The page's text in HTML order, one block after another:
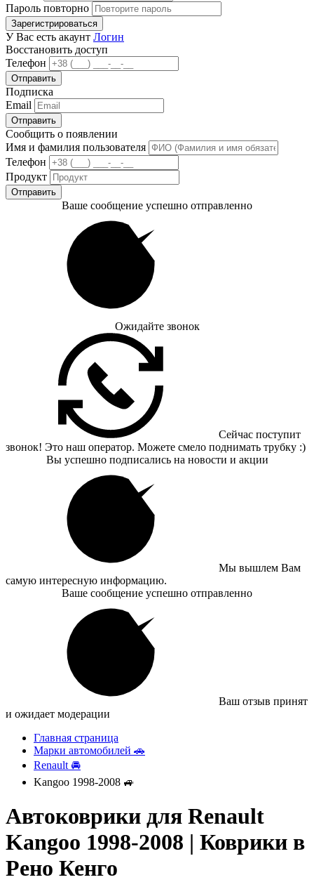
Пароль повторно
Зарегистрироваться
У Вас есть акаунт Логин
Восстановить доступ
Телефон
Отправить
Подписка
Email
Отправить
Сообщить о появлении
Имя и фамилия пользователя
Телефон
Продукт
Отправить
Ваше сообщение успешно отправленно
Ожидайте звонок
Сейчас поступит
звонок! Это наш оператор. Можете смело поднимать трубку :)
Вы успешно подписались на новости и акции
Мы вышлем Вам
самую интересную информацию.
Ваше сообщение успешно отправленно
Ваш отзыв принят
и ожидает модерации
Главная страница
Марки автомобилей 🚗
Renault 🚘
Kangoo 1998-2008 🚙
Автоковрики для Renault
Kangoo 1998-2008 | Коврики в
Рено Кенго